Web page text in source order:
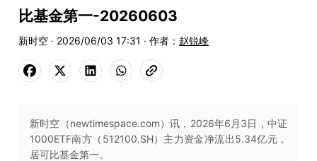
比基金第一-20260603
新时空 · 2026/06/03 17:31 · 作者： 赵锐峰
新时空（newtimespace.com）讯，2026年6月3日，中证
1000ETF南方（512100.SH）主力资金净流出5.34亿元，
居可比基金第一。